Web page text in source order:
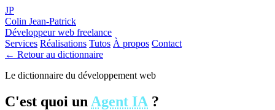
JP
Colin Jean-Patrick
Développeur web freelance
Services Réalisations Tutos À propos Contact
← Retour au dictionnaire
Le dictionnaire du développement web
C'est quoi un Agent IA ?